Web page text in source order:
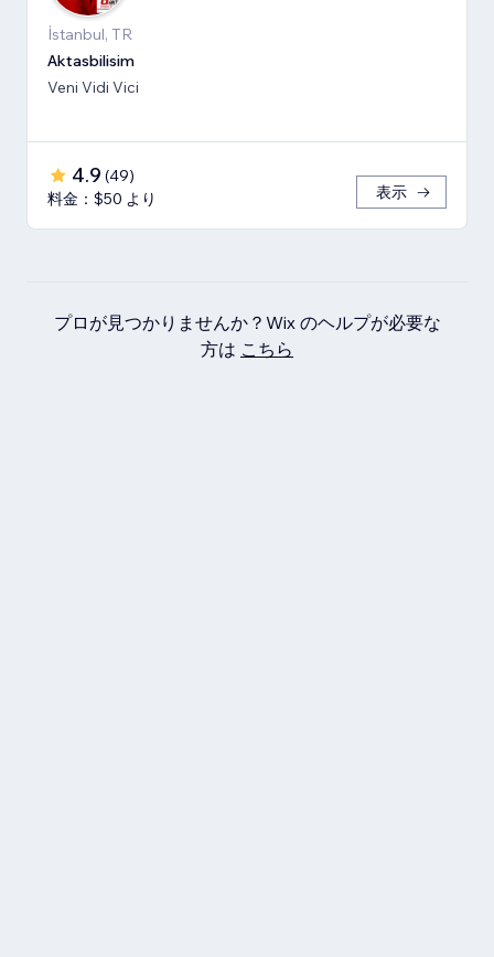
İstanbul, TR
Aktasbilisim
Veni Vidi Vici
4.9 (49)
料金：$50 より
表示
プロが見つかりませんか？Wix のヘルプが必要な
方は こちら